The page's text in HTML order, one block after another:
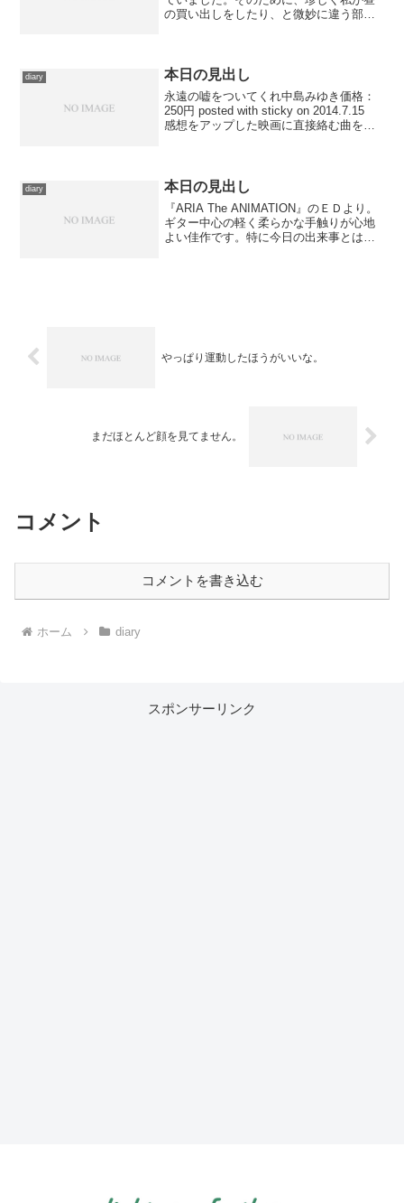
の買い出しをしたり、と微妙に違う部分
時間ぐらい余計に眠ってし...
diary 本日の見出し
永遠の嘘をついてくれ中島みゆき価格：
250円 posted with sticky on 2014.7.15
感想をアップした映画に直接絡む曲を探
diary 本日の見出し
『ARIA The ANIMATION』のＥＤより。
ギター中心の軽く柔らかな手触りが心地
よい佳作です。特に今日の出来事とはな
やっぱり運動したほうがいいな。
まだほとんど顔を見てません。
コメント
コメントを書き込む
ホーム diary
スポンサーリンク